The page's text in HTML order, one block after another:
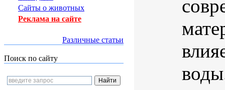
Сайты о животных
Реклама на сайте
Различные статьи
Поиск по сайту